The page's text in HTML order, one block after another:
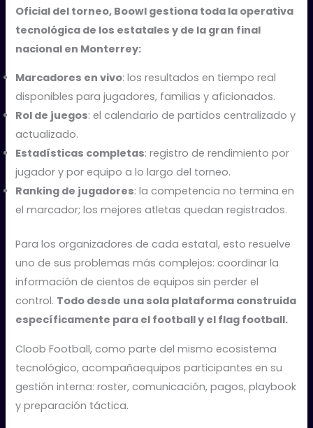
Oficial del torneo, Boowl gestiona toda la operativa
tecnológica de los estatales y de la gran final
nacional en Monterrey:
Marcadores en vivo: los resultados en tiempo real
disponibles para jugadores, familias y aficionados.
Rol de juegos: el calendario de partidos centralizado y
actualizado.
Estadísticas completas: registro de rendimiento por
jugador y por equipo a lo largo del torneo.
Ranking de jugadores: la competencia no termina en
el marcador; los mejores atletas quedan registrados.
Para los organizadores de cada estatal, esto resuelve
uno de sus problemas más complejos: coordinar la
información de cientos de equipos sin perder el
control. Todo desde una sola plataforma construida
específicamente para el football y el flag football.
Cloob Football, como parte del mismo ecosistema
tecnológico, acompañaequipos participantes en su
gestión interna: roster, comunicación, pagos, playbook
y preparación táctica.